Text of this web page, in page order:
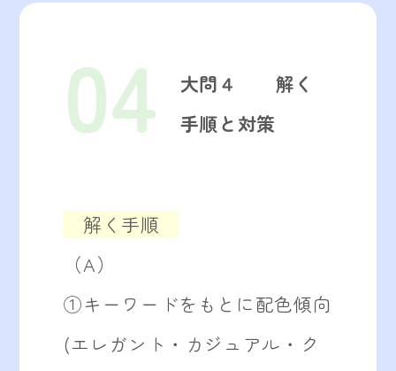
04
大問４ 解く
手順と対策
解く手順
（A）
①キーワードをもとに配色傾向
(エレガント・カジュアル・ク